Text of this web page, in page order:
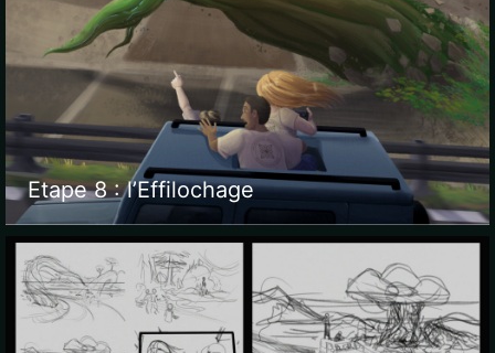
Etape 8 : l’Effilochage